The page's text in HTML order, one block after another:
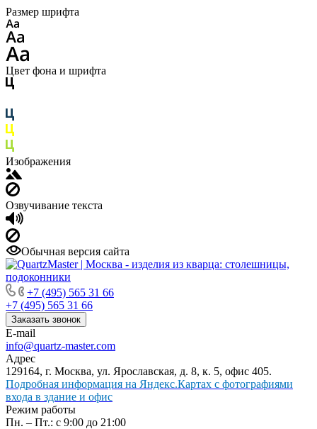
Размер шрифта
Цвет фона и шрифта
Изображения
Озвучивание текста
Обычная версия сайта
+7 (495) 565 31 66
+7 (495) 565 31 66
Заказать звонок
E-mail
info@quartz-master.com
Адрес
129164, г. Москва, ул. Ярославская, д. 8, к. 5, офис 405.
Подробная информация на Яндекс.Картах с фотографиями
входа в здание и офис
Режим работы
Пн. – Пт.: с 9:00 до 21:00